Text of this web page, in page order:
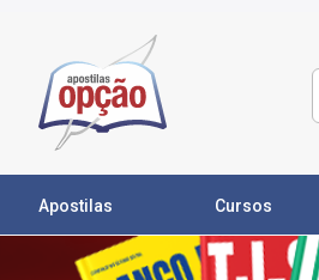
Apostilas Cursos